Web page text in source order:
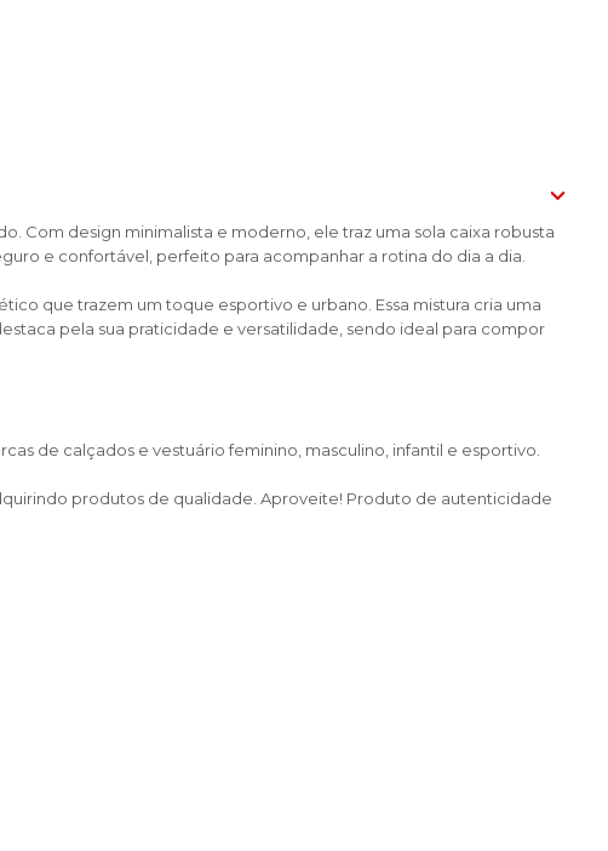
Com design minimalista e moderno, ele traz uma sola caixa robusta
e confortável, perfeito para acompanhar a rotina do dia a dia.
que trazem um toque esportivo e urbano. Essa mistura cria uma
pela sua praticidade e versatilidade, sendo ideal para compor
de calçados e vestuário feminino, masculino, infantil e esportivo.
produtos de qualidade. Aproveite! Produto de autenticidade